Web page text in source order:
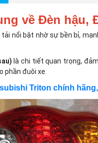
về Đèn hậu,
nổi bật nhờ sự bền bỉ,
là chi tiết quan trọng,
phần đuôi xe.
Triton chính